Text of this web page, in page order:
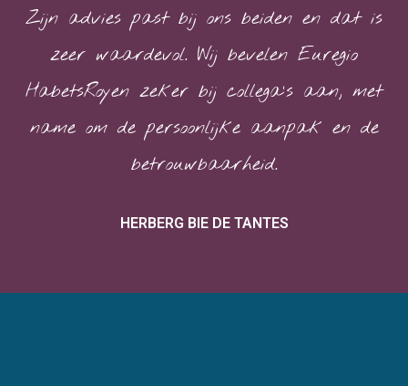
Zijn advies past bij ons beiden en dat is
zeer waardevol. Wij bevelen Euregio
HabetsRoyen zeker bij collega’s aan, met
name om de persoonlijke aanpak en de
betrouwbaarheid.
HERBERG BIE DE TANTES